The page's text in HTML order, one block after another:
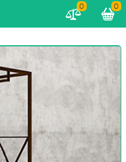
0 0